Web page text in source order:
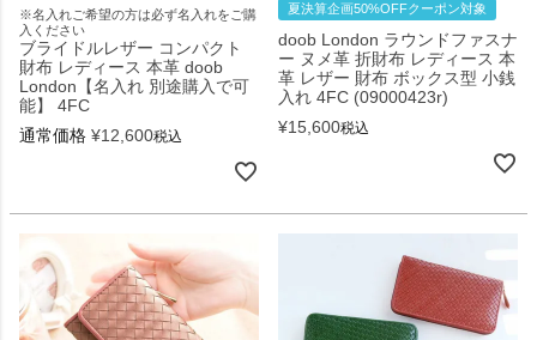
※名入れご希望の方は必ず名入れをご購
入ください
ブライドルレザー コンパクト
財布 レディース 本革 doob
London【名入れ 別途購入で可
能】 4FC
通常価格 ¥12,600税込
夏決算企画50%OFFクーポン対象
doob London ラウンドファスナ
ー ヌメ革 折財布 レディース 本
革 レザー 財布 ボックス型 小銭
入れ 4FC (09000423r)
¥15,600税込